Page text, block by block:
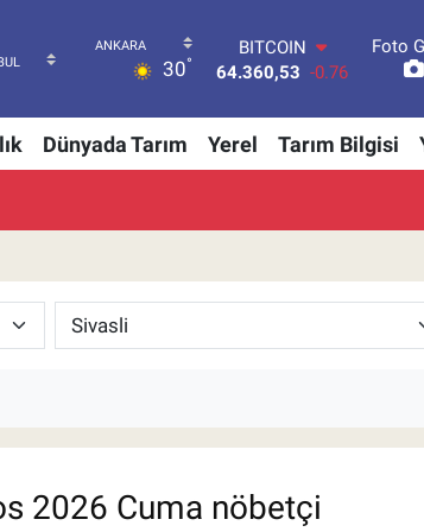
30°
BITCOIN
64.360,53 -0.76
47,7069 0.17
EURO
55,0265 0.01
Foto
Dünyada Tarım Yerel Tarım Bilgisi
2026 Cuma nöbetçi